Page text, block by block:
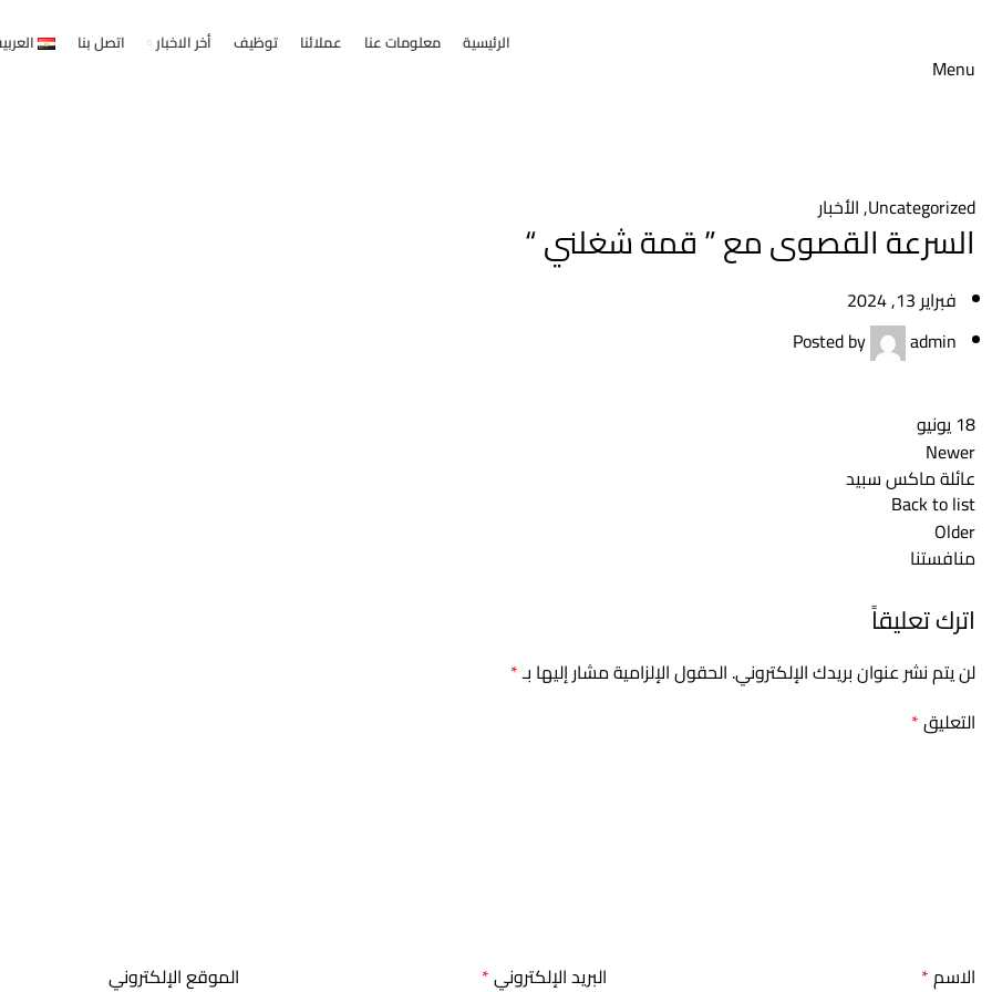
الرئيسية معلومات عنا عملائنا توظيف أخر الاخبار اتصل بنا
Menu
Uncategorized
,الأخبار
السرعة القصوى مع ” قمة شغلني “
فبراير 13, 2024
Posted by
admin
18يونيو
Newer
عائلة ماكس سبيد
Back to list
Older
منافستنا
اترك تعليقاً
لن يتم نشر عنوان بريدك الإلكتروني. الحقول الإلزامية مشار إليها بـ*
التعليق*
الاسم* البريد الإلكتروني* الموقع الإلكتروني